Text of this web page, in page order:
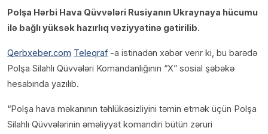
Polşa Hərbi Hava Qüvvələri Rusiyanın Ukraynaya hücumu
ilə bağlı yüksək hazırlıq vəziyyətinə gətirilib.
Qerbxeber.com Teleqraf -a istinadən xəbər verir ki, bu barədə
Polşa Silahlı Qüvvələri Komandanlığının “X” sosial şəbəkə
hesabında yazılıb.
“Polşa hava məkanının təhlükəsizliyini təmin etmək üçün Polşa
Silahlı Qüvvələrinin əməliyyat komandiri bütün zəruri